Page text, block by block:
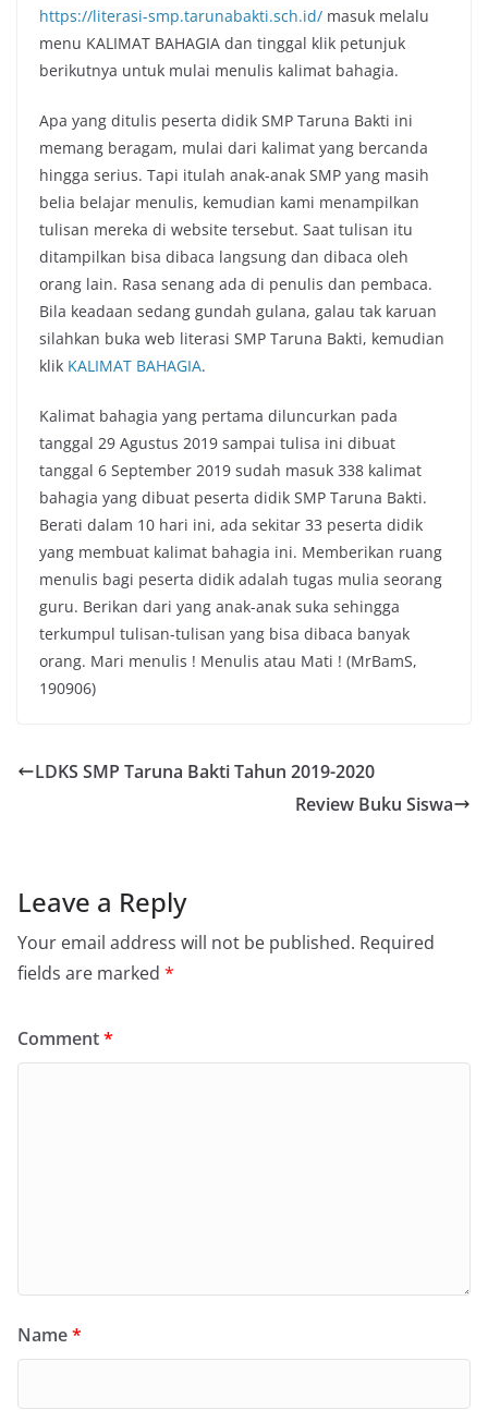
https://literasi-smp.tarunabakti.sch.id/ masuk melalu
menu KALIMAT BAHAGIA dan tinggal klik petunjuk
berikutnya untuk mulai menulis kalimat bahagia.
Apa yang ditulis peserta didik SMP Taruna Bakti ini
memang beragam, mulai dari kalimat yang bercanda
hingga serius. Tapi itulah anak-anak SMP yang masih
belia belajar menulis, kemudian kami menampilkan
tulisan mereka di website tersebut. Saat tulisan itu
ditampilkan bisa dibaca langsung dan dibaca oleh
orang lain. Rasa senang ada di penulis dan pembaca.
Bila keadaan sedang gundah gulana, galau tak karuan
silahkan buka web literasi SMP Taruna Bakti, kemudian
klik KALIMAT BAHAGIA.
Kalimat bahagia yang pertama diluncurkan pada
tanggal 29 Agustus 2019 sampai tulisa ini dibuat
tanggal 6 September 2019 sudah masuk 338 kalimat
bahagia yang dibuat peserta didik SMP Taruna Bakti.
Berati dalam 10 hari ini, ada sekitar 33 peserta didik
yang membuat kalimat bahagia ini. Memberikan ruang
menulis bagi peserta didik adalah tugas mulia seorang
guru. Berikan dari yang anak-anak suka sehingga
terkumpul tulisan-tulisan yang bisa dibaca banyak
orang. Mari menulis ! Menulis atau Mati ! (MrBamS,
190906)
LDKS SMP Taruna Bakti Tahun 2019-2020
Review Buku Siswa
Leave a Reply
Your email address will not be published. Required
fields are marked *
Comment*
Name*